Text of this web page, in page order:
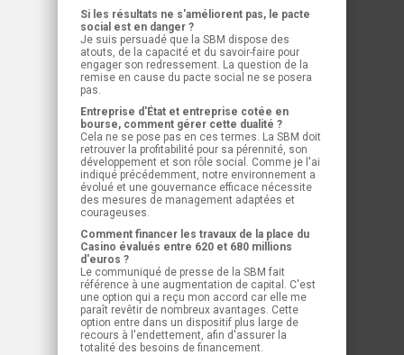
Si les résultats ne s'améliorent pas, le pacte
social est en danger ?
Je suis persuadé que la SBM dispose des
atouts, de la capacité et du savoir-faire pour
engager son redressement. La question de la
remise en cause du pacte social ne se posera
pas.
Entreprise d'État et entreprise cotée en
bourse, comment gérer cette dualité ?
Cela ne se pose pas en ces termes. La SBM doit
retrouver la profitabilité pour sa pérennité, son
développement et son rôle social. Comme je l'ai
indiqué précédemment, notre environnement a
évolué et une gouvernance efficace nécessite
des mesures de management adaptées et
courageuses.
Comment financer les travaux de la place du
Casino évalués entre 620 et 680 millions
d'euros ?
Le communiqué de presse de la SBM fait
référence à une augmentation de capital. C'est
une option qui a reçu mon accord car elle me
paraît revêtir de nombreux avantages. Cette
option entre dans un dispositif plus large de
recours à l'endettement, afin d'assurer la
totalité des besoins de financement.